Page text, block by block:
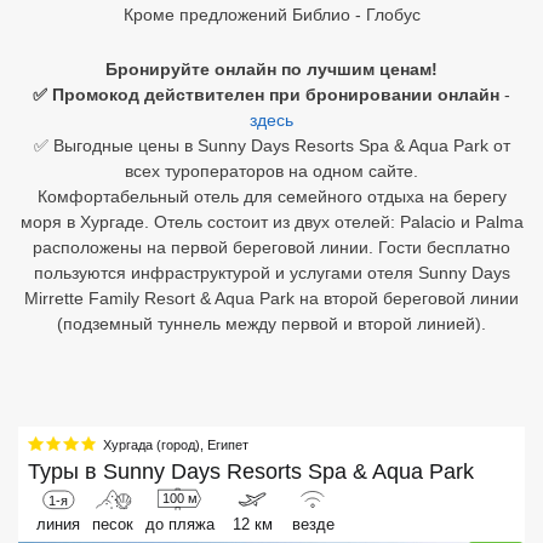
Кроме предложений Библио - Глобус
Бронируйте онлайн по лучшим ценам!
✅ Промокод действителен при бронировании онлайн -
здесь
✅ Выгодные цены в Sunny Days Resorts Spa & Aqua Park от
всех туроператоров на одном сайте.
Комфортабельный отель для семейного отдыха на берегу
моря в Хургаде. Отель состоит из двух отелей: Palacio и Palma
расположены на первой береговой линии. Гости бесплатно
пользуются инфраструктурой и услугами отеля Sunny Days
Mirrette Family Resort & Aqua Park на второй береговой линии
(подземный туннель между первой и второй линией).
Хургада (город) Египет
Туры в Sunny Days Resorts Spa & Aqua Park
1-я
линия песок
100 м
до пляжа 12 км везде
Куба
Шри Ланка
Бали
Хайнань
Северный Гоа
Занзибар
Абхазия
Большой Сочи